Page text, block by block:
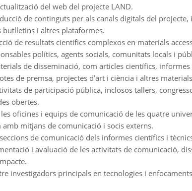
del web del projecte LAND.
de continguts per als canals digitals del projecte,
butlletins i altres plataformes.
de resultats científics complexos en materials
polítics, agents socials, comunitats locals i
de disseminació, com articles científics,
de premsa, projectes d’art i ciència i altres
de participació pública, inclosos tallers,
obertes.
oficines i equips de comunicació de les quatre
mitjans de comunicació i socis externs.
de comunicació dels informes científics i
i avaluació de les activitats de comunicació,
investigadors principals en tecnologies i